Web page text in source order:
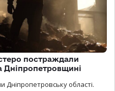
постраждали
Дніпропетровщині
Дніпропетровську області.